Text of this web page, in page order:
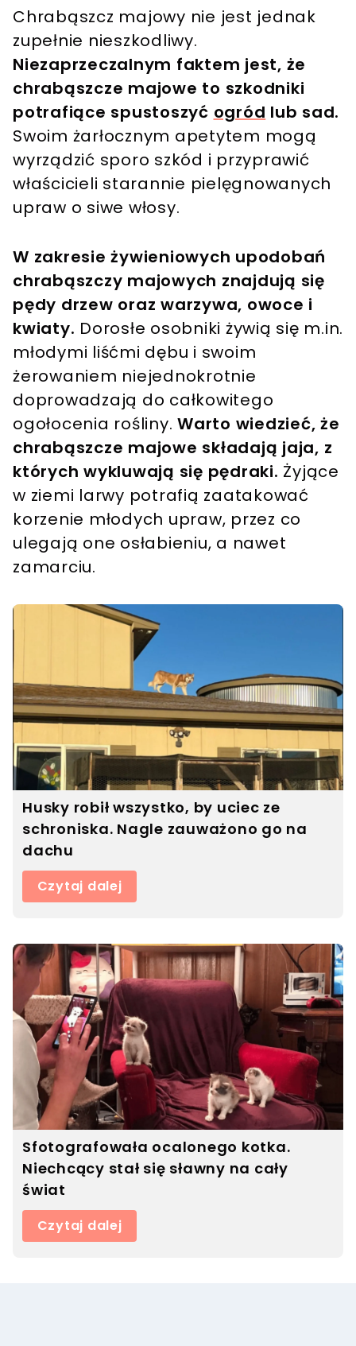
Post udostępniony przez Barbara Rudnik (@barbasiek7)
Chrabąszcz majowy nie jest jednak
zupełnie nieszkodliwy.
Niezaprzeczalnym faktem jest, że
chrabąszcze majowe to szkodniki
potrafiące spustoszyć ogród lub sad.
Swoim żarłocznym apetytem mogą
wyrządzić sporo szkód i przyprawić
właścicieli starannie pielęgnowanych
upraw o siwe włosy.
W zakresie żywieniowych upodobań
chrabąszczy majowych znajdują się
pędy drzew oraz warzywa, owoce i
kwiaty. Dorosłe osobniki żywią się m.in.
młodymi liśćmi dębu i swoim
żerowaniem niejednokrotnie
doprowadzają do całkowitego
ogołocenia rośliny. Warto wiedzieć, że
chrabąszcze majowe składają jaja, z
których wykluwają się pędraki. Żyjące
w ziemi larwy potrafią zaatakować
korzenie młodych upraw, przez co
ulegają one osłabieniu, a nawet
zamarciu.
Husky robił wszystko, by uciec ze
schroniska. Nagle zauważono go na
dachu
Czytaj dalej
Sfotografowała ocalonego kotka.
Niechcący stał się sławny na cały
świat
Czytaj dalej